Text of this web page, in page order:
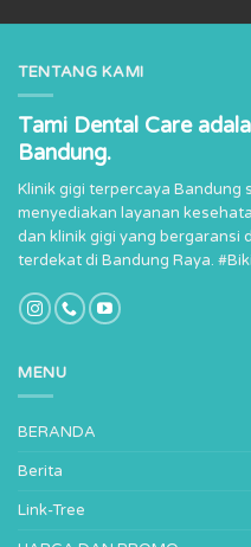
TENTANG KAMI
Tami Dental Care
Bandung.
Klinik gigi terpercaya Bandung
menyediakan layanan
dan klinik gigi yang bergaransi
terdekat di Bandung Raya.
MENU
BERANDA
Berita
Link-Tree